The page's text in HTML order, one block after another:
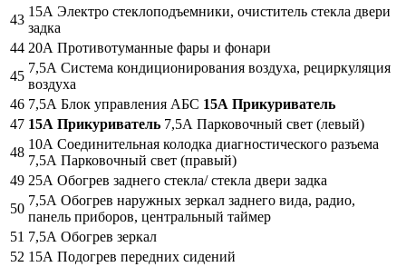
43
15А Электро стеклоподъемники, очиститель стекла двери
задка
44 20А Противотуманные фары и фонари
45
7,5А Система кондиционирования воздуха, рециркуляция
воздуха
46 7,5А Блок управления АБС 15А Прикуриватель
47 15А Прикуриватель 7,5А Парковочный свет (левый)
48
10А Соединительная колодка диагностического разъема
7,5А Парковочный свет (правый)
49 25А Обогрев заднего стекла/ стекла двери задка
50
7,5А Обогрев наружных зеркал заднего вида, радио,
панель приборов, центральный таймер
51 7,5А Обогрев зеркал
52 15А Подогрев передних сидений